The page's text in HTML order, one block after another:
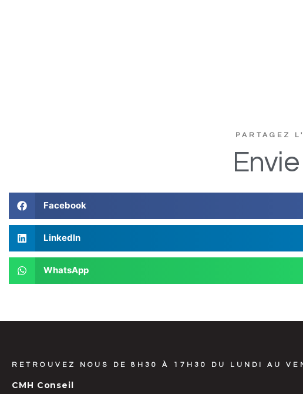
PARTAGEZ
Envie
Facebook
LinkedIn
WhatsApp
RETROUVEZ NOUS DE 8H30 À 17H30 DU LUNDI AU
CMH Conseil